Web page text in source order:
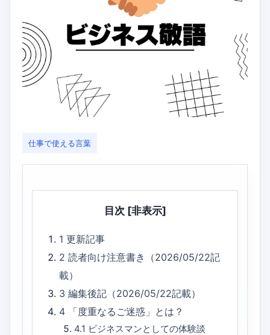
仕事で使える言葉
目次 [非表示]
1更新記事
2読者向け注意書き（2026/05/22記
載）
3編集後記（2026/05/22記載）
4
「度重なるご迷惑」とは？
4.1 ビジネスマンとしての体験談